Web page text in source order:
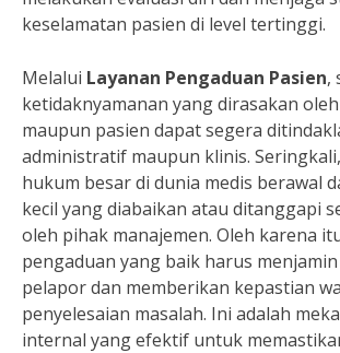
keselamatan pasien di level tertinggi.
Melalui Layanan Pengaduan Pasien,
ketidaknyamanan yang dirasakan
maupun pasien dapat segera
administratif maupun klinis.
hukum besar di dunia medis berawal
kecil yang diabaikan atau ditanggapi
oleh pihak manajemen. Oleh karena
pengaduan yang baik harus
pelapor dan memberikan kepastian
penyelesaian masalah. Ini adalah
internal yang efektif untuk